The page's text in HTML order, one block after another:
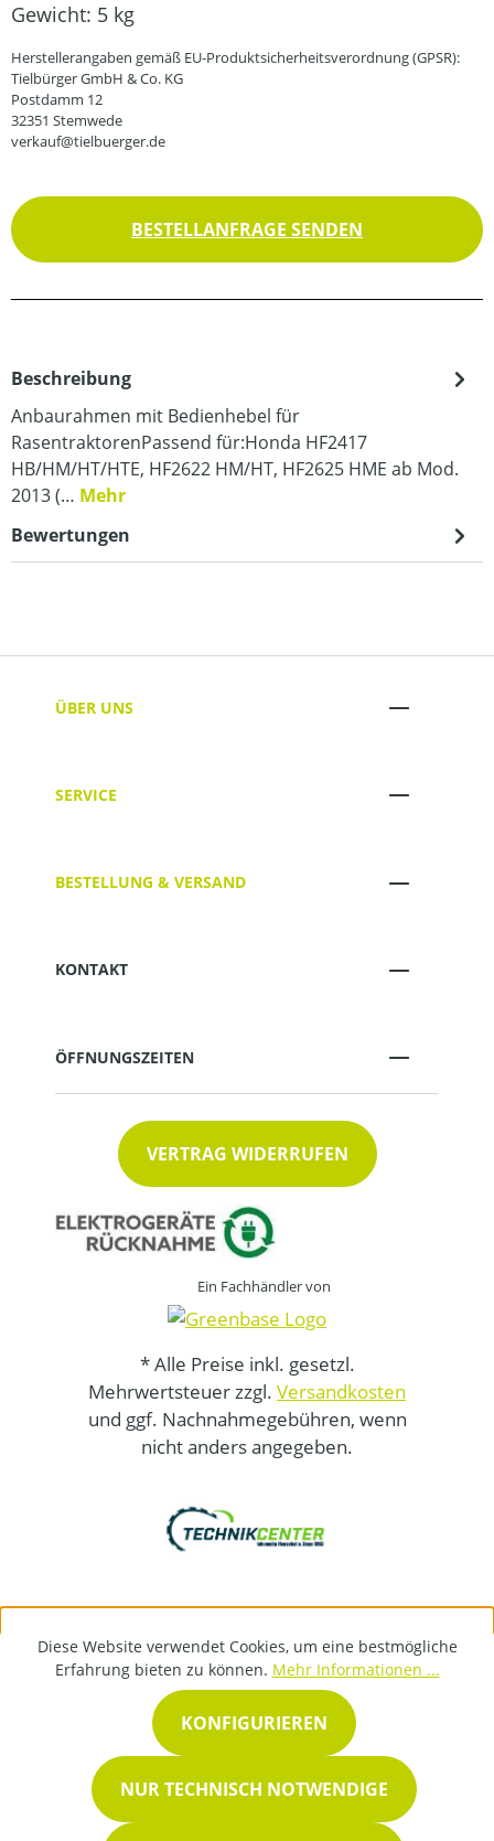
Gewicht: 5 kg
Herstellerangaben gemäß EU-Produktsicherheitsverordnung (GPSR):
Tielbürger GmbH & Co. KG
Postdamm 12
32351 Stemwede
verkauf@tielbuerger.de
BESTELLANFRAGE SENDEN
Beschreibung
Anbaurahmen mit Bedienhebel für
RasentraktorenPassend für:Honda HF2417
HB/HM/HT/HTE, HF2622 HM/HT, HF2625 HME ab Mod.
2013 (… Mehr
Bewertungen
ÜBER UNS
SERVICE
BESTELLUNG & VERSAND
KONTAKT
ÖFFNUNGSZEITEN
VERTRAG WIDERRUFEN
Ein Fachhändler von
* Alle Preise inkl. gesetzl.
Mehrwertsteuer zzgl. Versandkosten
und ggf. Nachnahmegebühren, wenn
nicht anders angegeben.
Diese Website verwendet Cookies, um eine bestmögliche
Erfahrung bieten zu können. Mehr Informationen ...
NUR TECHNISCH NOTWENDIGE
KONFIGURIEREN